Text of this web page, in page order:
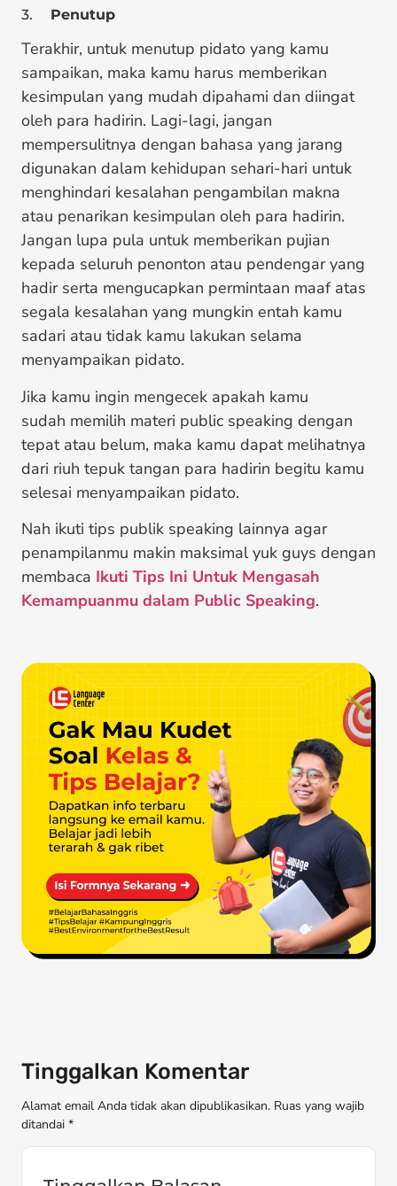
3. Penutup
Terakhir, untuk menutup pidato yang kamu
sampaikan, maka kamu harus memberikan
kesimpulan yang mudah dipahami dan diingat
oleh para hadirin. Lagi-lagi, jangan
mempersulitnya dengan bahasa yang jarang
digunakan dalam kehidupan sehari-hari untuk
menghindari kesalahan pengambilan makna
atau penarikan kesimpulan oleh para hadirin.
Jangan lupa pula untuk memberikan pujian
kepada seluruh penonton atau pendengar yang
hadir serta mengucapkan permintaan maaf atas
segala kesalahan yang mungkin entah kamu
sadari atau tidak kamu lakukan selama
menyampaikan pidato.
Jika kamu ingin mengecek apakah kamu
sudah memilih materi public speaking dengan
tepat atau belum, maka kamu dapat melihatnya
dari riuh tepuk tangan para hadirin begitu kamu
selesai menyampaikan pidato.
Nah ikuti tips publik speaking lainnya agar
penampilanmu makin maksimal yuk guys dengan
membaca Ikuti Tips Ini Untuk Mengasah
Kemampuanmu dalam Public Speaking.
Tinggalkan Komentar
Alamat email Anda tidak akan dipublikasikan. Ruas yang wajib
ditandai *